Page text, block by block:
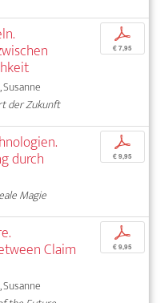
der Zukunft
p
€ 7,95
durch
Magie
p
€ 9,95
Claim
p
€ 9,95